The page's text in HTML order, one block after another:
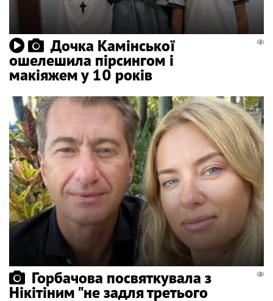
Дочка Камінської
ошелешила пірсингом і
макіяжем у 10 років
Горбачова посвяткувала з
Нікітіним "не задля третього